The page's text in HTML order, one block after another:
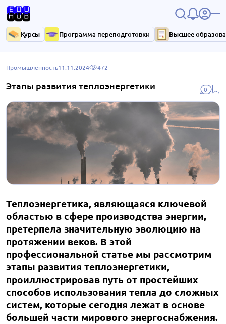
Курсы Программа переподготовки Высшее
0
Промышленность11.11.2024 472
Этапы развития теплоэнергетики
Теплоэнергетика, являющаяся ключевой
областью в сфере производства энергии,
претерпела значительную эволюцию на
протяжении веков. В этой
профессиональной статье мы рассмотрим
этапы развития теплоэнергетики,
проиллюстрировав путь от простейших
способов использования тепла до сложных
систем, которые сегодня лежат в основе
большей части мирового энергоснабжения.